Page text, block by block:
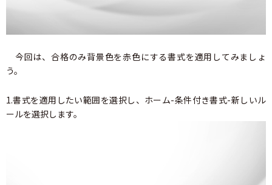
今回は、合格のみ背景色を赤色にする書式を適用してみましょ
う。
1.書式を適用したい範囲を選択し、ホーム-条件付き書式-新しいル
ールを選択します。